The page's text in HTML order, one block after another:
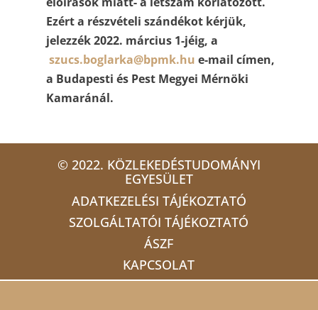
Ezért a részvételi szándékot kérjük,
jelezzék 2022. március 1-jéig, a
szucs.boglarka@bpmk.hu e-mail címen,
a Budapesti és Pest Megyei Mérnöki
Kamaránál.
© 2022. KÖZLEKEDÉSTUDOMÁNYI
EGYESÜLET
ADATKEZELÉSI TÁJÉKOZTATÓ
SZOLGÁLTATÓI TÁJÉKOZTATÓ
ÁSZF
KAPCSOLAT